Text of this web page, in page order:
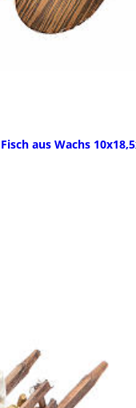
aus Wachs